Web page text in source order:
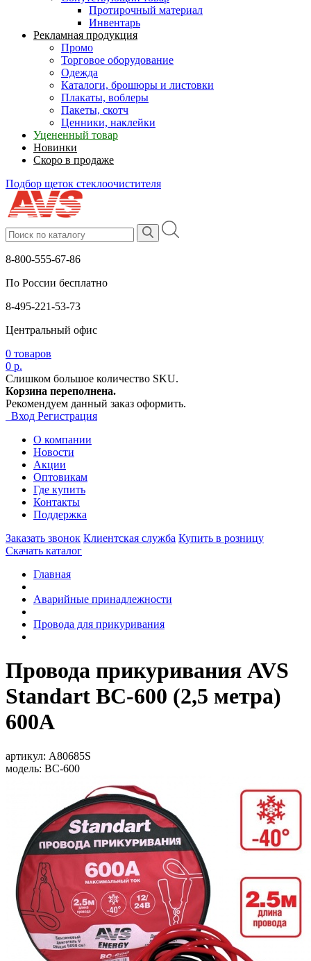
Протирочный материал
Инвентарь
Рекламная продукция
Промо
Торговое оборудование
Одежда
Каталоги, брошюры и листовки
Плакаты, воблеры
Пакеты, скотч
Ценники, наклейки
Уцененный товар
Новинки
Скоро в продаже
Подбор щеток стеклоочистителя
8-800-555-67-86
По России бесплатно
8-495-221-53-73
Центральный офис
0 товаров
0 р.
Слишком большое количество SKU.
Корзина переполнена.
Рекомендуем данный заказ оформить.
Вход Регистрация
О компании
Новости
Акции
Оптовикам
Где купить
Контакты
Поддержка
Заказать звонок Клиентская служба Купить в розницу
Скачать каталог
Главная
Аварийные принадлежности
Провода для прикуривания
Провода прикуривания AVS
Standart BC-600 (2,5 метра)
600А
артикул: A80685S
модель: BC-600